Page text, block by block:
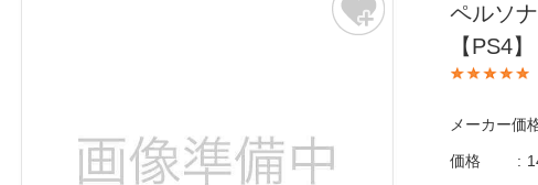
閲覧履歴
ペルソ
【PS4】
メーカー価
価格